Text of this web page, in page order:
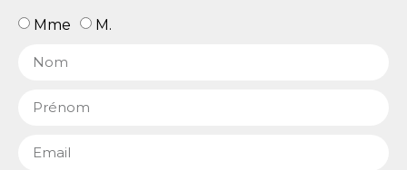
Mme M.